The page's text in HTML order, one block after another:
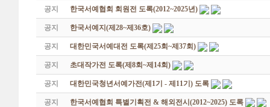
공지 한국서예협회 회원전 도록(2012~2025년)
공지 한국서예지(제28~제36호)
공지 대한민국서예대전 도록(제25회~제37회)
공지 초대작가전 도록(제8회~제14회)
공지 대한민국청년서예가전(제1기 - 제11기) 도록
공지 한국서예협회 특별기획전 & 해외전시(2012~2025) 도록